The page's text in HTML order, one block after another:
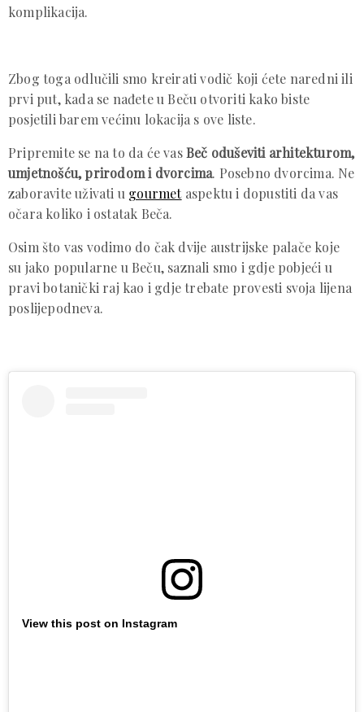
komplikacija.
Zbog toga odlučili smo kreirati vodič koji ćete naredni ili
prvi put, kada se nađete u Beču otvoriti kako biste
posjetili barem većinu lokacija s ove liste.
Pripremite se na to da će vasBeč oduševiti arhitekturom,
umjetnošću, prirodom i dvorcima. Posebno dvorcima. Ne
zaboravite uživati u gourmetaspektu i dopustiti da vas
očara koliko i ostatak Beča.
Osim što vas vodimo do čak dvije austrijske palače koje
su jako popularne u Beču, saznali smo i gdje pobjeći u
pravi botanički raj kao i gdje trebate provesti svoja lijena
poslijepodneva.
View this post on Instagram